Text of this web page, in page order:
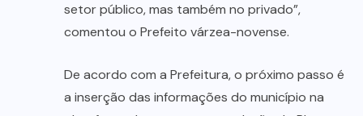
setor público, mas também no privado”,
comentou o Prefeito várzea-novense.
De acordo com a Prefeitura, o próximo passo é
a inserção das informações do município na